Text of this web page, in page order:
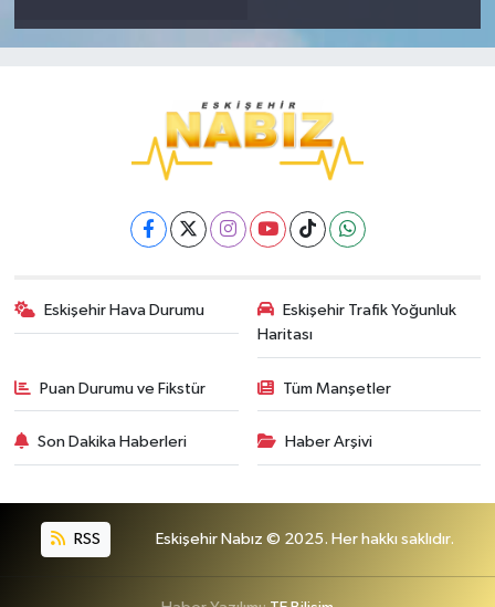
Eskişehir Hava Durumu
Eskişehir Trafik Yoğunluk
Haritası
Puan Durumu ve Fikstür Tüm Manşetler
Son Dakika Haberleri Haber Arşivi
RSS Eskişehir Nabız © 2025. Her hakkı saklıdır.